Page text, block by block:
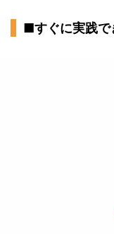
■すぐに実践で